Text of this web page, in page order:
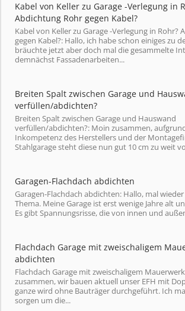
Kabel von Keller zu Garage -Verlegung in
Abdichtung Rohr gegen Kabel?
Kabel von Keller zu Garage -Verlegung in Rohr?
gegen Kabel?: Hallo, ich habe schon einiges zu
bräuchte jetzt aber doch mal die gesammelte
demnächst Fassadenarbeiten...
Breiten Spalt zwischen Garage und
verfüllen/abdichten?
Breiten Spalt zwischen Garage und Hauswand
verfüllen/abdichten?: Moin zusammen,
Inkompetenz des Herstellers und der
Stahlgarage steht diese nun gut 10 cm zu weit
Garagen-Flachdach abdichten
Garagen-Flachdach abdichten: Hallo, mal
Thema. Meine Garage ist erst wenige Jahre alt
Es gibt Spannungsrisse, die von innen und
Flachdach Garage mit zweischaligem
abdichten
Flachdach Garage mit zweischaligem
zusammen, wir bauen aktuell unser EFH mit
ganze wird ohne Bauträger durchgeführt. Ich
sorgen um die...